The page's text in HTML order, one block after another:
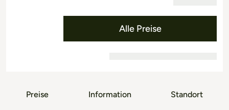
Alle Preise
Preise Information Standort